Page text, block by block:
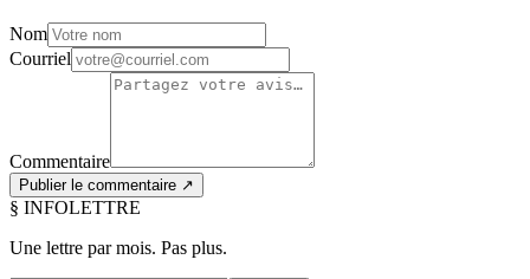
Nom
Courriel
Commentaire
Publier le commentaire ↗
§ INFOLETTRE
Une lettre par mois. Pas plus.